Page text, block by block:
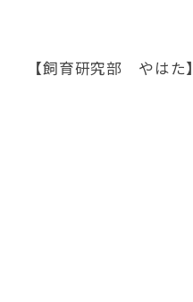
【飼育研究部 やはた】